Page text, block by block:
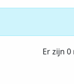
Er zijn